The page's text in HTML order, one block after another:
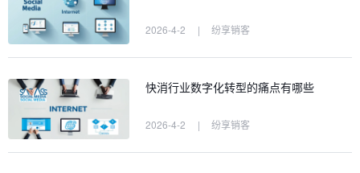
2026-4-2 | 纷享销客
快消行业数字化转型的痛点有哪些
2026-4-2 | 纷享销客